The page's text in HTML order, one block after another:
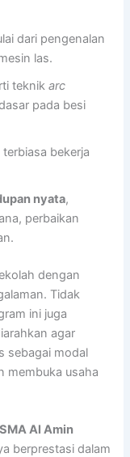
dari pengenalan
las.
teknikarc
pada besi
bekerja
nyata,
perbaikan
dengan
Tidak
ini juga
agar
sebagai modal
membuka usaha
SMA Al Amin
berprestasi dalam